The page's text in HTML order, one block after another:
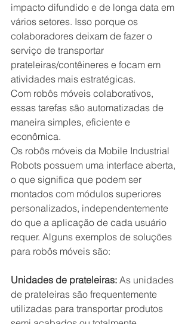
impacto difundido e de longa data em
vários setores. Isso porque os
colaboradores deixam de fazer o
serviço de transportar
prateleiras/contêineres e focam em
atividades mais estratégicas.
Com robôs móveis colaborativos,
essas tarefas são automatizadas de
maneira simples, eficiente e
econômica.
Os robôs móveis da Mobile Industrial
Robots possuem uma interface aberta,
o que significa que podem ser
montados com módulos superiores
personalizados, independentemente
do que a aplicação de cada usuário
requer. Alguns exemplos de soluções
para robôs móveis são:
Unidades de prateleiras: As unidades
de prateleiras são frequentemente
utilizadas para transportar produtos